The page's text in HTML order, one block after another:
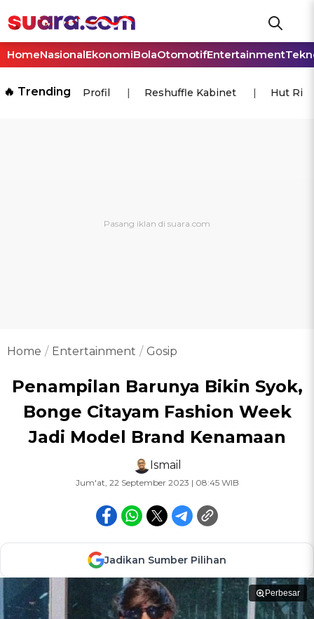
HomeNasionalEkonomiBolaOtomotifEntertainment
🔥 Trending Profil Reshuffle Kabinet Hut Ri
Home Entertainment Gosip
Penampilan Barunya Bikin Syok,
Bonge Citayam Fashion Week
Jadi Model Brand Kenamaan
Ismail
Jum'at, 22 September 2023 | 08:45 WIB
Jadikan Sumber Pilihan
Perbesar